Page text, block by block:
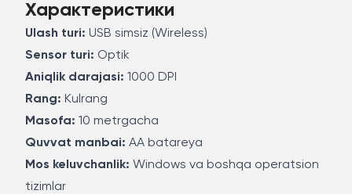
Характеристики
Ulash turi: USB simsiz (Wireless)
Sensor turi: Optik
Aniqlik darajasi: 1000 DPI
Rang: Kulrang
Masofa: 10 metrgacha
Quvvat manbai: AA batareya
Mos keluvchanlik: Windows va boshqa operatsion
tizimlar